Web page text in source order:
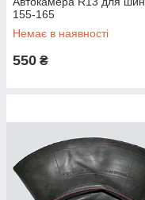
155-165
Немає в наявності
550 ₴